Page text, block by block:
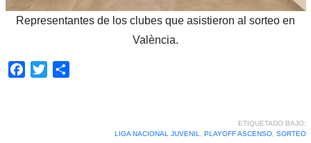
Representantes de los clubes que asistieron al sorteo en
València.
Facebook
Twitter
ETIQUETADO BAJO:
LIGA NACIONAL JUVENIL
PLAYOFF ASCENSO, SORTEO